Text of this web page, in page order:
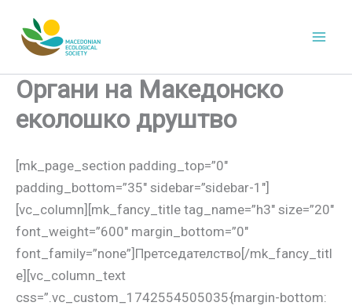
content
Органи на Македонско
еколошко друштво
[mk_page_section padding_top=”0″
padding_bottom=”35″ sidebar=”sidebar-1″]
[vc_column][mk_fancy_title tag_name=”h3″ size=”20″
font_weight=”600″ margin_bottom=”0″
font_family=”none”]Претседателство[/mk_fancy_titl
e][vc_column_text
css=”.vc_custom_1742554505035{margin-bottom: